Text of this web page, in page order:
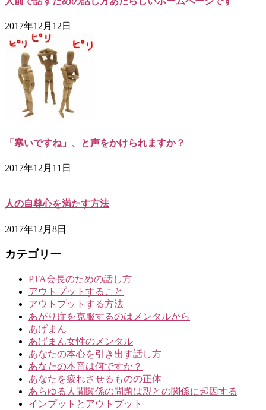
2017年12月12日
「寒いですね」、と声をかけられますか？
2017年12月11日
人の自尊心を満たす方法
2017年12月8日
カテゴリー
PTA会長のための話し方
アウトプットすること
アウトプットする方法
あがり症を克服するのはメンタルから
あげまん
あげまん女性のメンタル
あなたの本心を引き出す話し方
あなたの本音は何ですか？
あなたを疲れさせるものの正体
あらゆる人間関係の問題は親との関係に起因する
インプットとアウトプット